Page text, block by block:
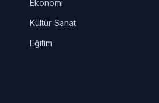
Ekonomi
Kültür Sanat
Eğitim